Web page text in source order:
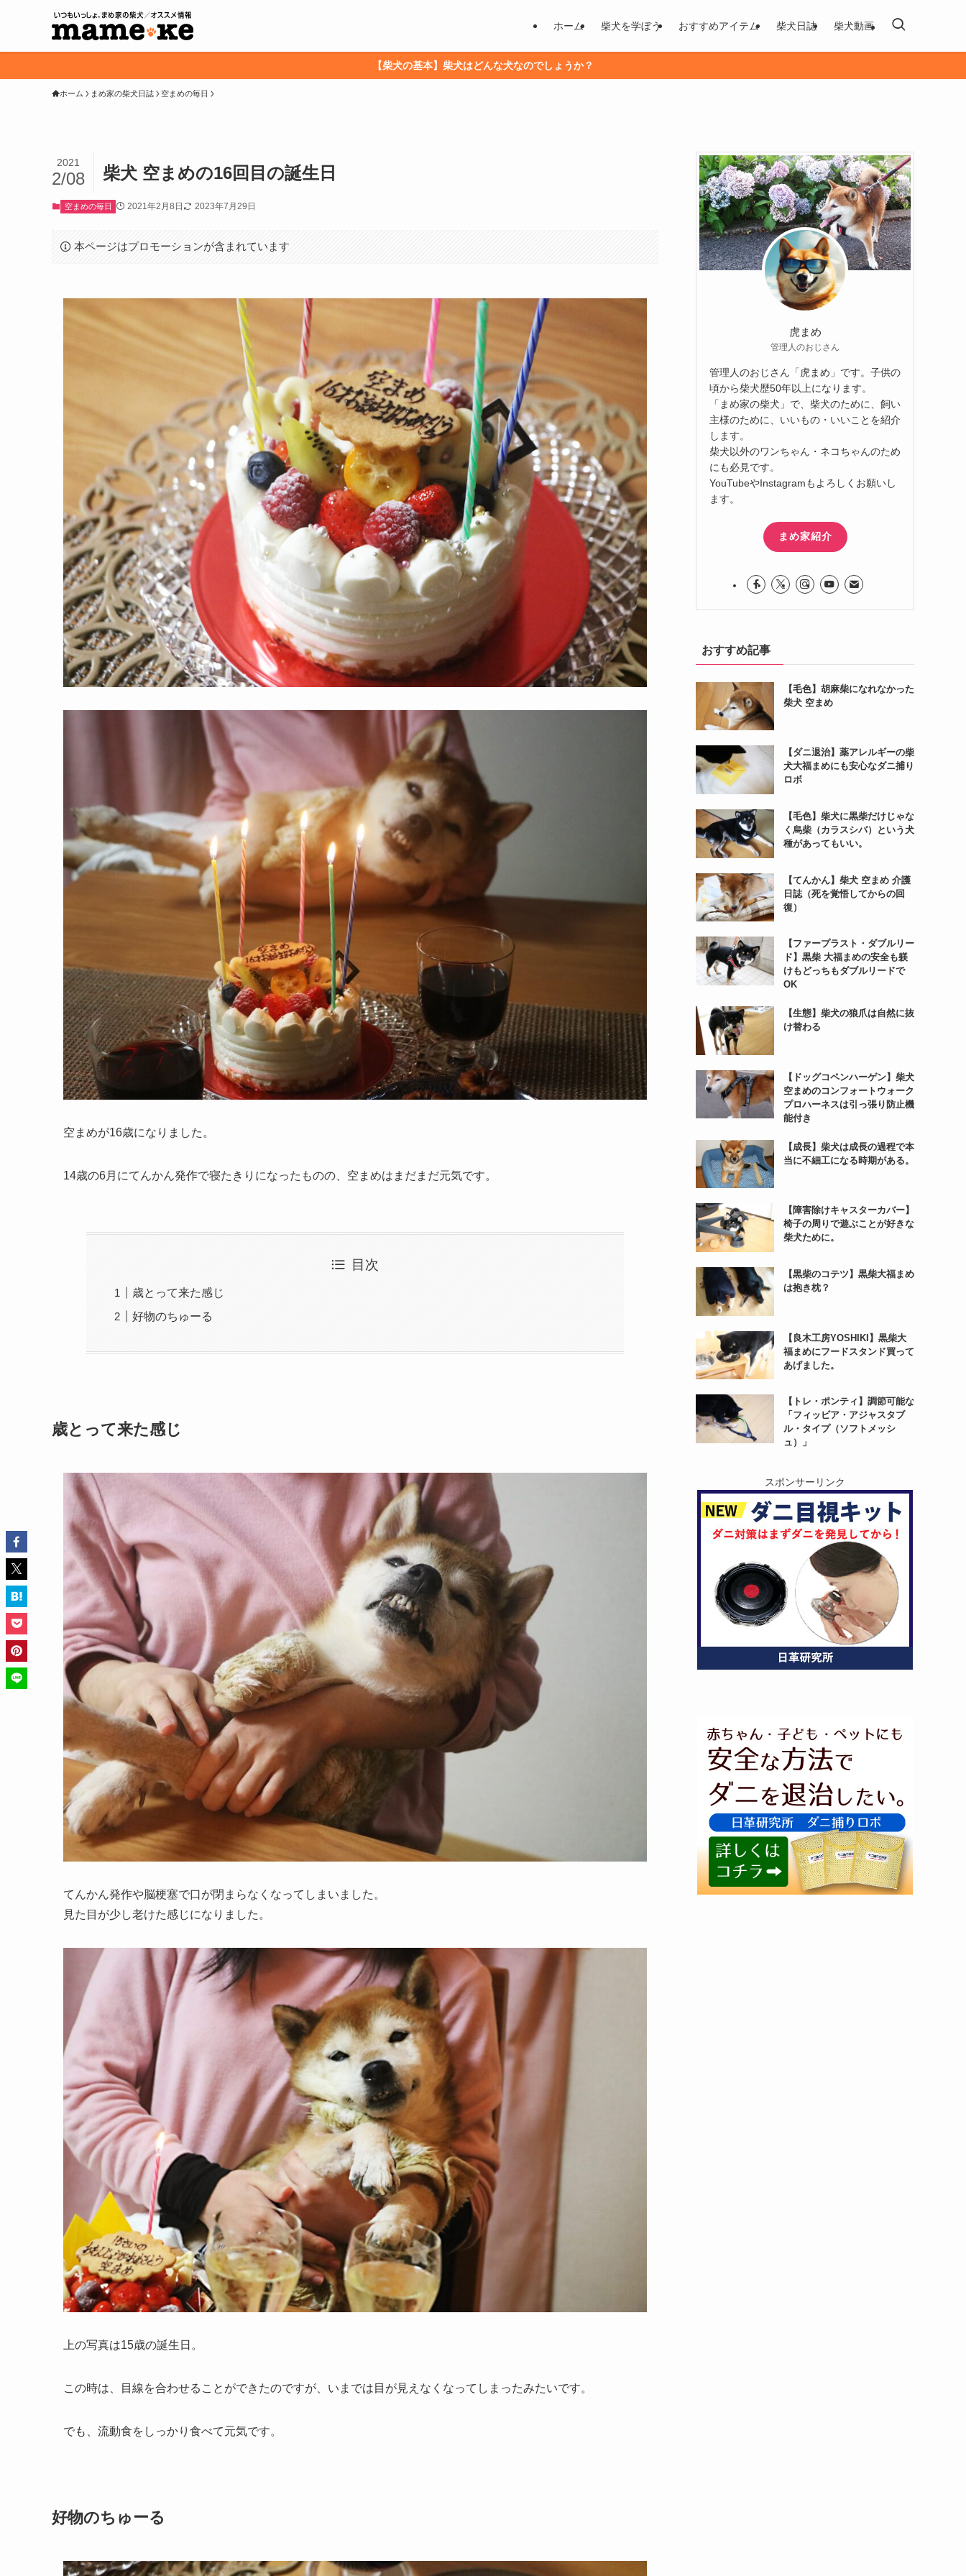
ホーム 柴犬を学ぼう おすすめアイテム 柴犬日誌 柴犬動画
【柴犬の基本】柴犬はどんな犬なのでしょうか？
ホーム まめ家の柴犬日誌 空まめの毎日
柴犬 空まめの16回目の誕生日
2021
2/08
空まめの毎日 2021年2月8日 2023年7月29日
本ページはプロモーションが含まれています
空まめが16歳になりました。
14歳の6月にてんかん発作で寝たきりになったものの、空まめはまだまだ元気です。
目次
歳とって来た感じ
好物のちゅーる
歳とって来た感じ
てんかん発作や脳梗塞で口が閉まらなくなってしまいました。
見た目が少し老けた感じになりました。
上の写真は15歳の誕生日。
この時は、目線を合わせることができたのですが、いまでは目が見えなくなってしまったみたいです。
でも、流動食をしっかり食べて元気です。
好物のちゅーる
虎まめ
管理人のおじさん
管理人のおじさん「虎まめ」です。子供の
頃から柴犬歴50年以上になります。
「まめ家の柴犬」で、柴犬のために、飼い
主様のために、いいもの・いいことを紹介
します。
柴犬以外のワンちゃん・ネコちゃんのため
にも必見です。
YouTubeやInstagramもよろしくお願いし
ます。
まめ家紹介
おすすめ記事
【毛色】胡麻柴になれなかった
柴犬 空まめ
【ダニ退治】薬アレルギーの柴
犬大福まめにも安心なダニ捕り
ロボ
【毛色】柴犬に黒柴だけじゃな
く烏柴（カラスシバ）という犬
種があってもいい。
【てんかん】柴犬 空まめ 介護
日誌（死を覚悟してからの回
復）
【ファープラスト・ダブルリー
ド】黒柴 大福まめの安全も躾
けもどっちもダブルリードで
OK
【生態】柴犬の狼爪は自然に抜
け替わる
【ドッグコペンハーゲン】柴犬
空まめのコンフォートウォーク
プロハーネスは引っ張り防止機
能付き
【成長】柴犬は成長の過程で本
当に不細工になる時期がある。
【障害除けキャスターカバー】
椅子の周りで遊ぶことが好きな
柴犬ために。
【黒柴のコテツ】黒柴大福まめ
は抱き枕？
【良木工房YOSHIKI】黒柴大
福まめにフードスタンド買って
あげました。
【トレ・ポンティ】調節可能な
「フィッビア・アジャスタブ
ル・タイプ（ソフトメッシ
ュ）」
スポンサーリンク